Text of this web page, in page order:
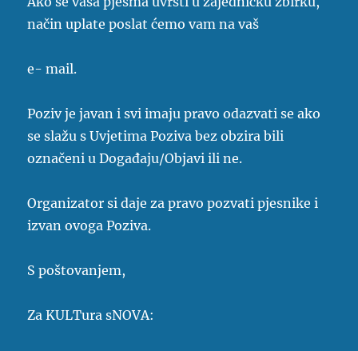
način uplate poslat ćemo vam na vaš
e- mail.
Poziv je javan i svi imaju pravo odazvati se ako
se slažu s Uvjetima Poziva bez obzira bili
označeni u Događaju/Objavi ili ne.
Organizator si daje za pravo pozvati pjesnike i
izvan ovoga Poziva.
S poštovanjem,
Za KULTura sNOVA: